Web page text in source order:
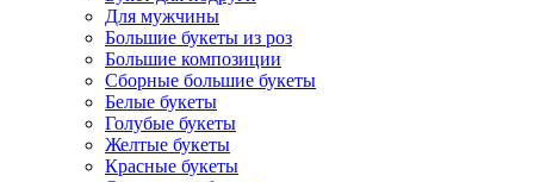
Для мужчины
Большие букеты из роз
Большие композиции
Сборные большие букеты
Белые букеты
Голубые букеты
Желтые букеты
Красные букеты